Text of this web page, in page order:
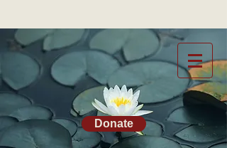
Donate